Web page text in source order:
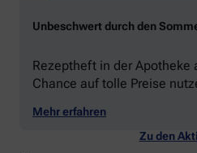
Unbeschwert durch den
Rezeptheft in der Apotheke
Chance auf tolle Preise
Mehr erfahren
Zu den